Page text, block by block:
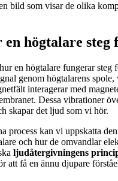
bild som visar de olika
högtalare steg
en högtalare fungerar steg
genom högtalarens
interagerar med
Dessa vibrationer
skapar det ljud som vi hör.
process kan vi uppskatta
och hur de omvandlar
ljudåtergivningens
att få en ännu djupare